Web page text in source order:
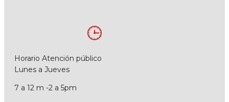
Horario Atención público
Lunes a Jueves
7 a 12 m -2 a 5pm